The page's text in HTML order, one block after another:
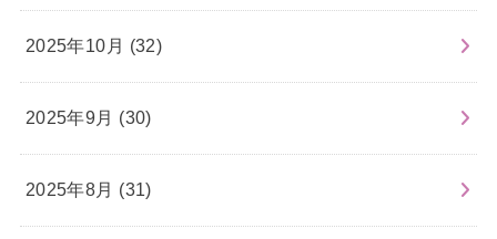
2025年10月 (32)
2025年9月 (30)
2025年8月 (31)